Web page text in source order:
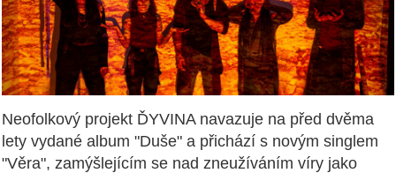
Neofolkový projekt ĎYVINA navazuje na před dvěma
lety vydané album "Duše" a přichází s novým singlem
"Věra", zamýšlejícím se nad zneužíváním víry jako